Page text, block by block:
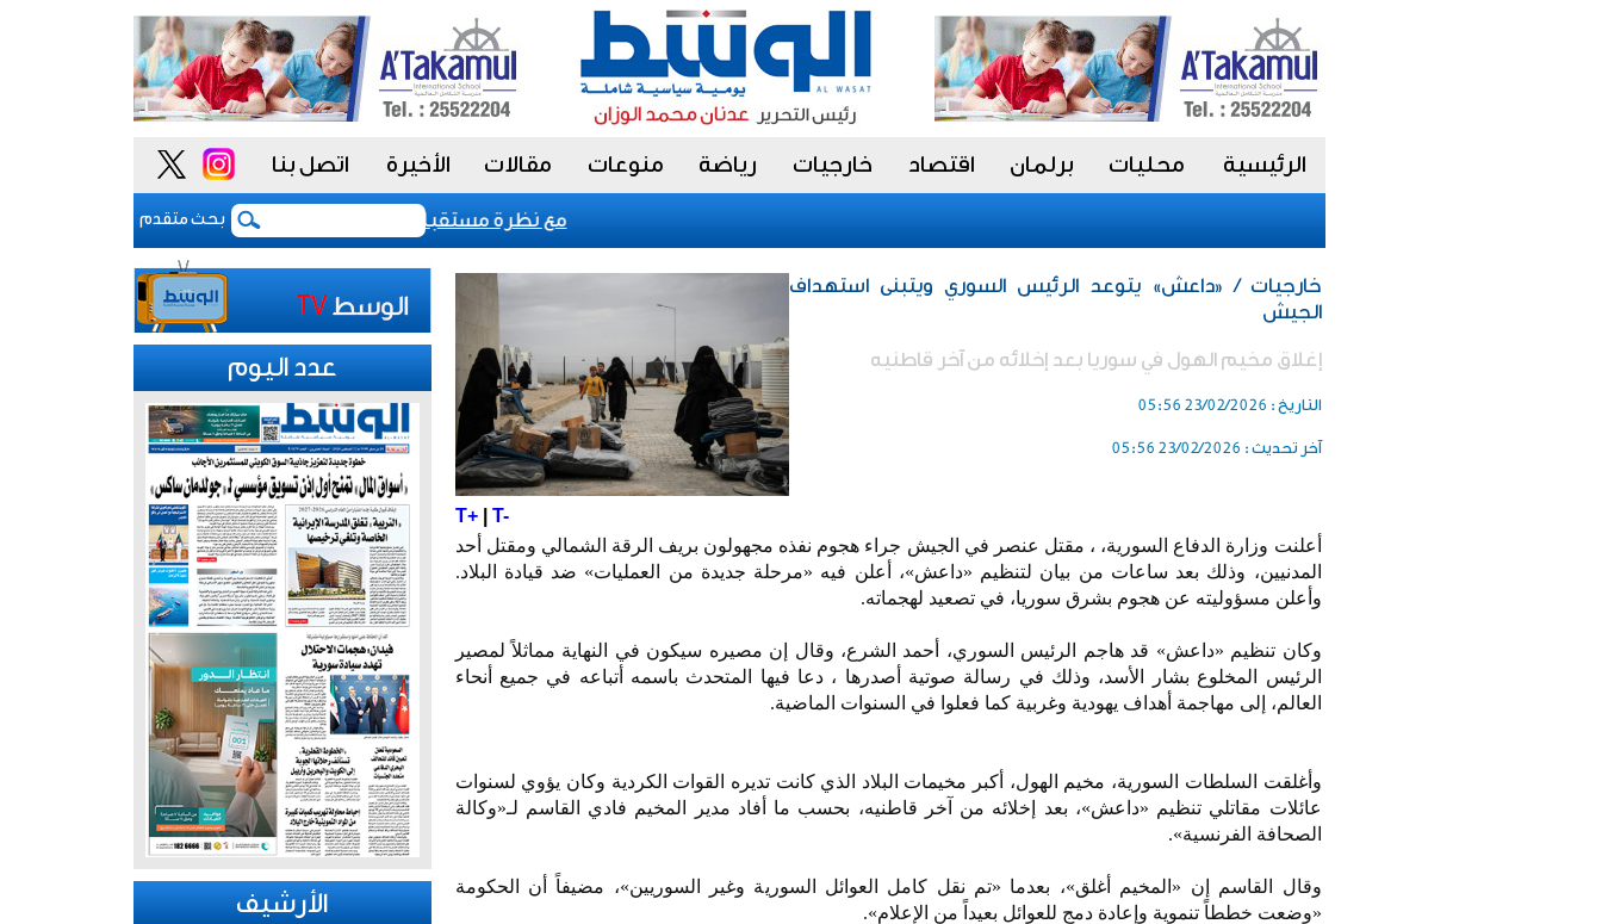
الرئيسية محليات برلمان اقتصاد خارجيات رياضة منوعات مقالات الأخيرة اتصل بنا
بحث متقدم «فيتش» تؤكد التصنيف السيادي للكويت عند «-aa» مع نظرة مستقبلية مستقرة
خارجيات / «داعش» يتوعد الرئيس السوري ويتبنى استهداف
الجيش
إغلاق مخيم الهول في سوريا بعد إخلائه من آخر قاطنيه
التاريخ : 23/02/2026 05:56
آخر تحديث : 23/02/2026 05:56
T+| T-
أعلنت وزارة الدفاع السورية، ، مقتل عنصر في الجيش جراء هجوم نفذه مجهولون بريف الرقة الشمالي ومقتل أحد
المدنيين، وذلك بعد ساعات من بيان لتنظيم «داعش»، أعلن فيه «مرحلة جديدة من العمليات» ضد قيادة البلاد.
وأعلن مسؤوليته عن هجوم بشرق سوريا، في تصعيد لهجماته.
وكان تنظيم «داعش» قد هاجم الرئيس السوري، أحمد الشرع، وقال إن مصيره سيكون في النهاية مماثلاً لمصير
الرئيس المخلوع بشار الأسد، وذلك في رسالة صوتية أصدرها ، دعا فيها المتحدث باسمه أتباعه في جميع أنحاء
العالم، إلى مهاجمة أهداف يهودية وغربية كما فعلوا في السنوات الماضية.
وأغلقت السلطات السورية، مخيم الهول، أكبر مخيمات البلاد الذي كانت تديره القوات الكردية وكان يؤوي لسنوات
عائلات مقاتلي تنظيم «داعش»، بعد إخلائه من آخر قاطنيه، بحسب ما أفاد مدير المخيم فادي القاسم لـ«وكالة
الصحافة الفرنسية».
وقال القاسم إن «المخيم أغلق»، بعدما «تم نقل كامل العوائل السورية وغير السوريين»، مضيفاً أن الحكومة
«وضعت خططاً تنموية وإعادة دمج للعوائل بعيداً من الإعلام».
عدد اليوم
الأرشيف